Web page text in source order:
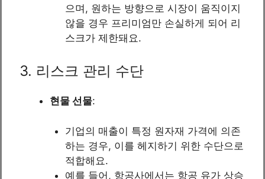
으며, 원하는 방향으로 시장이 움직이지
않을 경우 프리미엄만 손실하게 되어 리
스크가 제한돼요.
3. 리스크 관리 수단
현물 선물:
기업의 매출이 특정 원자재 가격에 의존
하는 경우, 이를 헤지하기 위한 수단으로
적합해요.
예를 들어, 항공사에서는 항공 유가 상승